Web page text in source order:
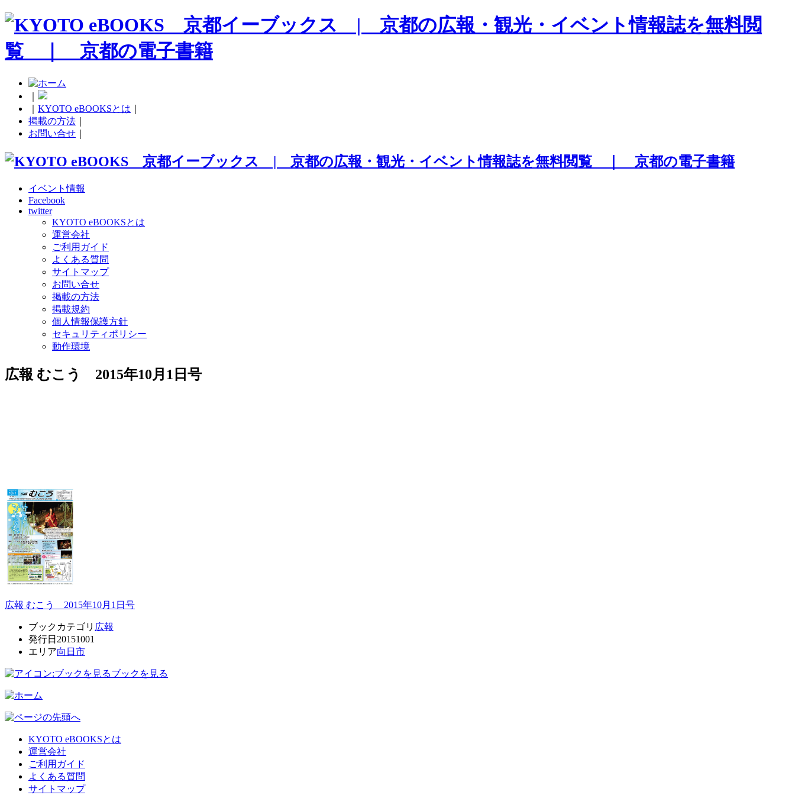
KYOTO eBOOKSとは
掲載の方法
お問い合せ
イベント情報
Facebook
twitter
KYOTO eBOOKSとは
運営会社
ご利用ガイド
よくある質問
サイトマップ
お問い合せ
掲載の方法
掲載規約
個人情報保護方針
セキュリティポリシー
動作環境
広報 むこう 2015年10月1日号
広報 むこう 2015年10月1日号
ブックカテゴリ 広報
発行日 20151001
エリア向日市
ブックを見る
KYOTO eBOOKSとは
運営会社
ご利用ガイド
よくある質問
サイトマップ